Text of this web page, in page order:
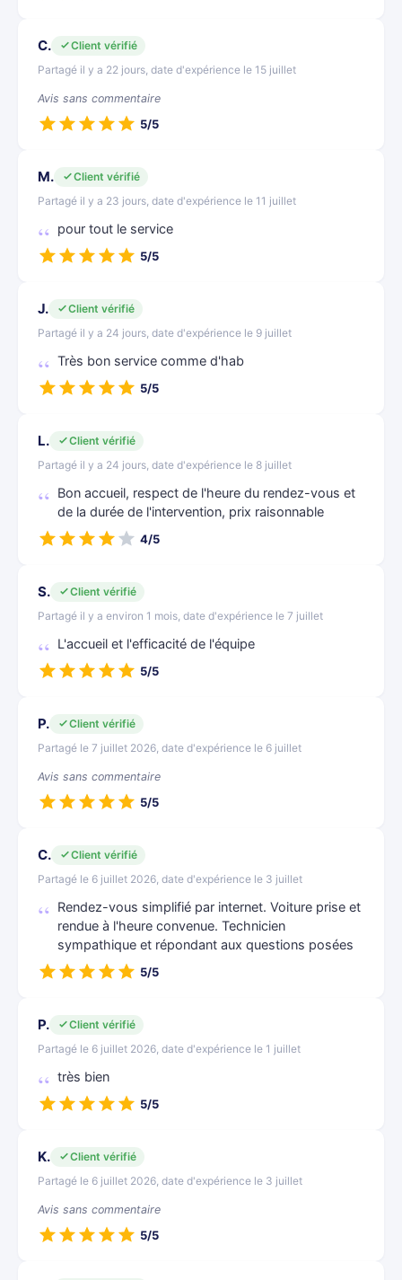
C.
Client vérifié
Partagé il y a 22 jours, date d'expérience le 15 juillet
Avis sans commentaire
5/5
M.
Client vérifié
Partagé il y a 23 jours, date d'expérience le 11 juillet
pour tout le service
5/5
J.
Client vérifié
Partagé il y a 24 jours, date d'expérience le 9 juillet
Très bon service comme d'hab
5/5
L.
Client vérifié
Partagé il y a 24 jours, date d'expérience le 8 juillet
Bon accueil, respect de l'heure du rendez-vous et
de la durée de l'intervention, prix raisonnable
4/5
S.
Client vérifié
Partagé il y a environ 1 mois, date d'expérience le 7 juillet
L'accueil et l'efficacité de l'équipe
5/5
P.
Client vérifié
Partagé le 7 juillet 2026, date d'expérience le 6 juillet
Avis sans commentaire
5/5
C.
Client vérifié
Partagé le 6 juillet 2026, date d'expérience le 3 juillet
Rendez-vous simplifié par internet. Voiture prise et
rendue à l'heure convenue. Technicien
sympathique et répondant aux questions posées
5/5
P.
Client vérifié
Partagé le 6 juillet 2026, date d'expérience le 1 juillet
très bien
5/5
K.
Client vérifié
Partagé le 6 juillet 2026, date d'expérience le 3 juillet
Avis sans commentaire
5/5